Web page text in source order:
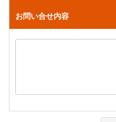
お問い合せ内容